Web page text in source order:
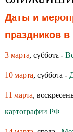
Даты и
праздников в
3 марта, суббота -
10 марта, суббота -
11 марта,
картографии РФ